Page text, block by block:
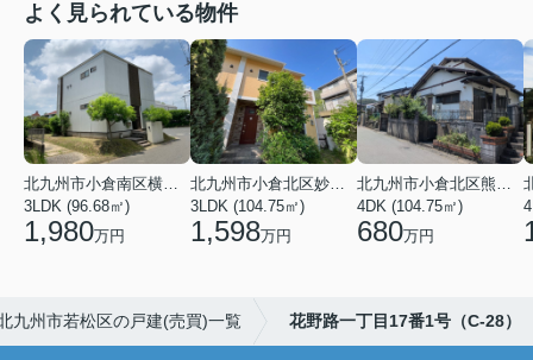
よく見られている物件
北九州市小倉南区横代東町２丁目
3LDK (96.68㎡)
1,980万円
北九州市小倉北区妙見町
3LDK (104.75㎡)
1,598万円
北九州市小倉北区熊谷４丁目
4DK (104.75㎡)
680万円
九州市若松区の戸建(売買)一覧 花野路一丁目17番1号（C-28）